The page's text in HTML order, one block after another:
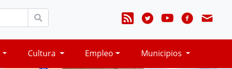
Cultura Empleo Municipios